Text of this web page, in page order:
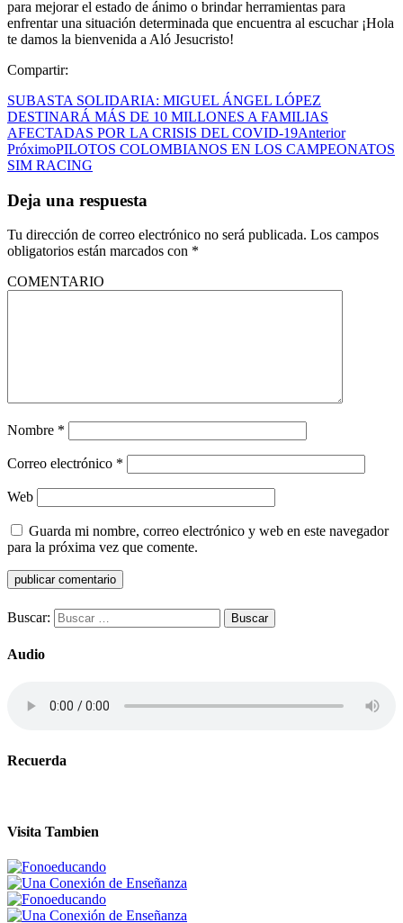
para mejorar el estado de ánimo o brindar herramientas para
enfrentar una situación determinada que encuentra al escuchar ¡Hola
te damos la bienvenida a Aló Jesucristo!
Compartir:
SUBASTA SOLIDARIA: MIGUEL ÁNGEL LÓPEZ
DESTINARÁ MÁS DE 10 MILLONES A FAMILIAS
AFECTADAS POR LA CRISIS DEL COVID-19Anterior
PróximoPILOTOS COLOMBIANOS EN LOS CAMPEONATOS
SIM RACING
Deja una respuesta
Tu dirección de correo electrónico no será publicada. Los campos
obligatorios están marcados con *
COMENTARIO
Nombre *
Correo electrónico *
Web
Guarda mi nombre, correo electrónico y web en este navegador
para la próxima vez que comente.
Buscar:
Audio
Recuerda
Visita Tambien